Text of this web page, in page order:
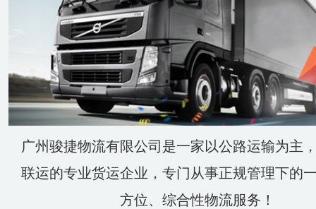
广州骏捷物流有限公司是一家以公路运输为主
联运的专业货运企业，专门从事正规管理下的
方位、综合性物流服务！